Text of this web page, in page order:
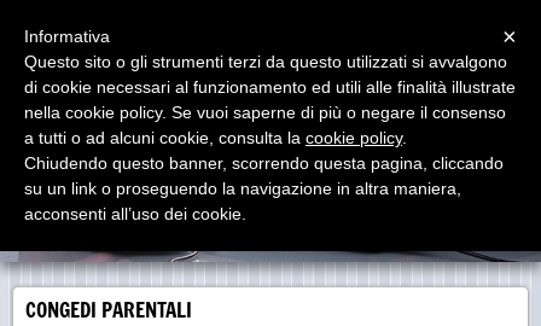
LAVORO IN SINTESI
Dedicato a RENATO PROIA Consulente del Lavoro (Roma,
10/04/1921 - Milano, 28/06/2000)
CONGEDI PARENTALI
×
Informativa
Questo sito o gli strumenti terzi da questo utilizzati si avvalgono
di cookie necessari al funzionamento ed utili alle finalità illustrate
nella cookie policy. Se vuoi saperne di più o negare il consenso
a tutti o ad alcuni cookie, consulta la cookie policy.
Chiudendo questo banner, scorrendo questa pagina, cliccando
su un link o proseguendo la navigazione in altra maniera,
acconsenti all’uso dei cookie.